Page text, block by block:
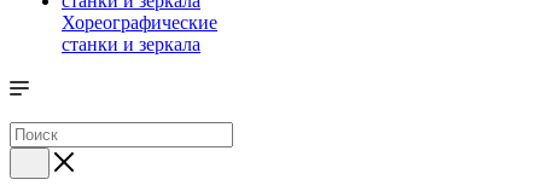
Хореографические
станки и зеркала